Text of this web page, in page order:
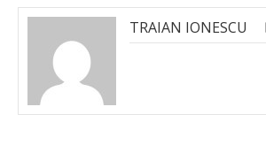
TRAIAN IONESCU